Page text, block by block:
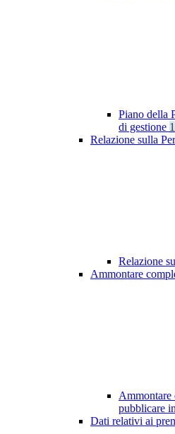
Piano della
di gestione 1
Relazione sulla
Relazione
Ammontare
Ammontare
pubblicare
Dati relativi ai